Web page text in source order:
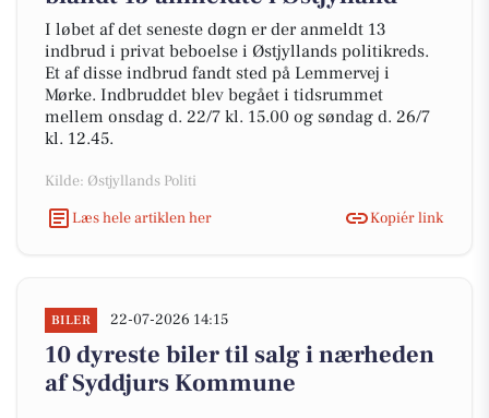
I løbet af det seneste døgn er der anmeldt 13
indbrud i privat beboelse i Østjyllands politikreds.
Et af disse indbrud fandt sted på Lemmervej i
Mørke. Indbruddet blev begået i tidsrummet
mellem onsdag d. 22/7 kl. 15.00 og søndag d. 26/7
kl. 12.45.
Kilde: Østjyllands Politi
Læs hele artiklen her
Kopiér link
BILER 22-07-2026 14:15
10 dyreste biler til salg i nærheden
af Syddjurs Kommune